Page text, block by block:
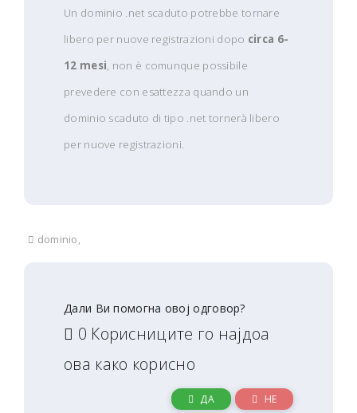
Un dominio .net scaduto potrebbe tornare
libero per nuove registrazioni dopo circa 6-
12 mesi, non è comunque possibile
prevedere con esattezza quando un
dominio scaduto di tipo .net tornerà libero
per nuove registrazioni.
dominio,
Дали Ви помогна овој одговор?
0 Корисниците го најдоа
ова како корисно
ДА НЕ